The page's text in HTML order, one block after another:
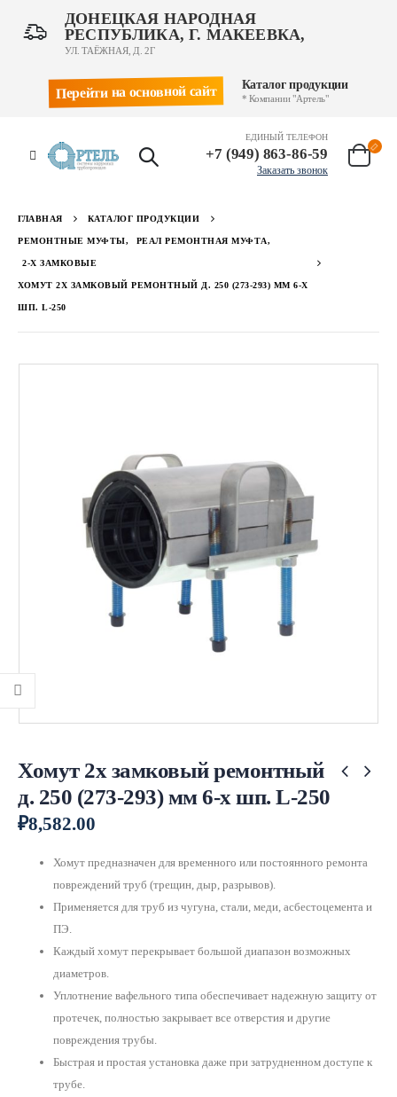
ДОНЕЦКАЯ НАРОДНАЯ
РЕСПУБЛИКА, Г. МАКЕЕВКА,
УЛ. ТАЁЖНАЯ, Д. 2Г
Перейти на основной сайт Каталог продукции
* Компании "Артель"
ЕДИНЫЙ ТЕЛЕФОН
+7 (949) 863-86-59
Заказать звонок
ГЛАВНАЯ КАТАЛОГ ПРОДУКЦИИ
РЕМОНТНЫЕ МУФТЫ, РЕАЛ РЕМОНТНАЯ МУФТА,
2-Х ЗАМКОВЫЕ
ХОМУТ 2Х ЗАМКОВЫЙ РЕМОНТНЫЙ Д. 250 (273-293) ММ 6-Х
ШП. L-250
Хомут 2х замковый ремонтный
д. 250 (273-293) мм 6-х шп. L-250
₽8,582.00
Хомут предназначен для временного или постоянного ремонта
повреждений труб (трещин, дыр, разрывов).
Применяется для труб из чугуна, стали, меди, асбестоцемента и
ПЭ.
Каждый хомут перекрывает большой диапазон возможных
диаметров.
Уплотнение вафельного типа обеспечивает надежную защиту от
протечек, полностью закрывает все отверстия и другие
повреждения трубы.
Быстрая и простая установка даже при затрудненном доступе к
трубе.